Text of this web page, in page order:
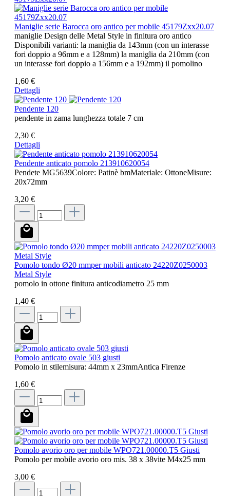
Maniglie serie Barocca oro antico per mobile 45179Zxx20.07
maniglie Design delle Metal Style in finitura oro antico
Disponibili varianti: la maniglia da 143mm (con un interasse
fori doppio a 96mm e a 128mm) la maniglia da 210mm (con
un interasse fori doppio a 156mm e a 192mm) il pomolino
1,60 €
Dettagli
Pendente 120
pendente in zama lunghezza totale 7 cm
2,30 €
Dettagli
Pendente anticato pomolo 213910620054
Pendete MG5639Colore: Patinè bmMateriale: OttoneMisure:
20x72mm
3,20 €
Pomolo tondo Ø20 mmper mobili anticato 24220Z0250003
Metal Style
pomolo in ottone finitura anticodiametro 25 mm
1,40 €
Pomolo anticato ovale 503 giusti
Pomolo in stilemisura: 44mm x 23mmAntica Firenze
1,60 €
Pomolo avorio oro per mobile WPO721.00000.T5 Giusti
Pomolo per mobile avorio oro mis. 38 x 38vite M4x25 mm
3,00 €